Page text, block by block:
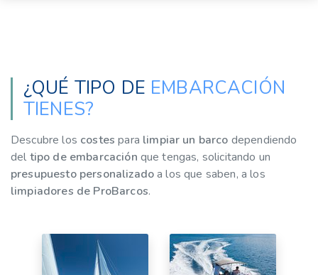
¿QUÉ TIPO DE EMBARCACIÓN
TIENES?
Descubre los costes para limpiar un barco dependiendo
del tipo de embarcación que tengas, solicitando un
presupuesto personalizadoa los que saben, a los
limpiadores de ProBarcos.